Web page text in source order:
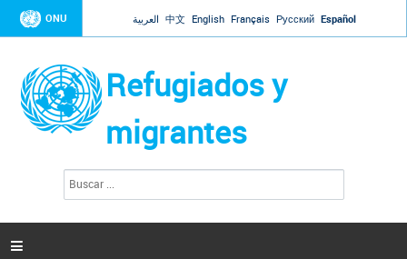
Jump to navigation
ONU العربية 中文 English Français Русский Español
Refugiados y
migrantes
s
